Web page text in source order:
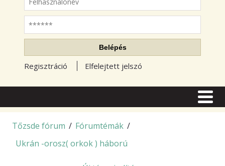
Jelszó
Belépés
Regisztráció Elfelejtett jelszó
CIKKEK
TŐZSDE FÓRUM
Tőzsde fórum / Fórumtémák /
Ukrán -orosz( orkok ) háború